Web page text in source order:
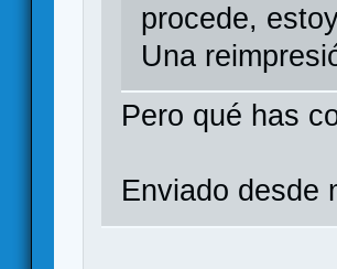
procede,
Una
Pero qué has
Enviado desde